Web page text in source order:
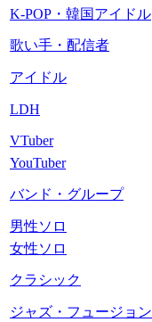
K-POP・韓国アイドル
歌い手・配信者
アイドル
LDH
VTuber
YouTuber
バンド・グループ
男性ソロ
女性ソロ
クラシック
ジャズ・フュージョン